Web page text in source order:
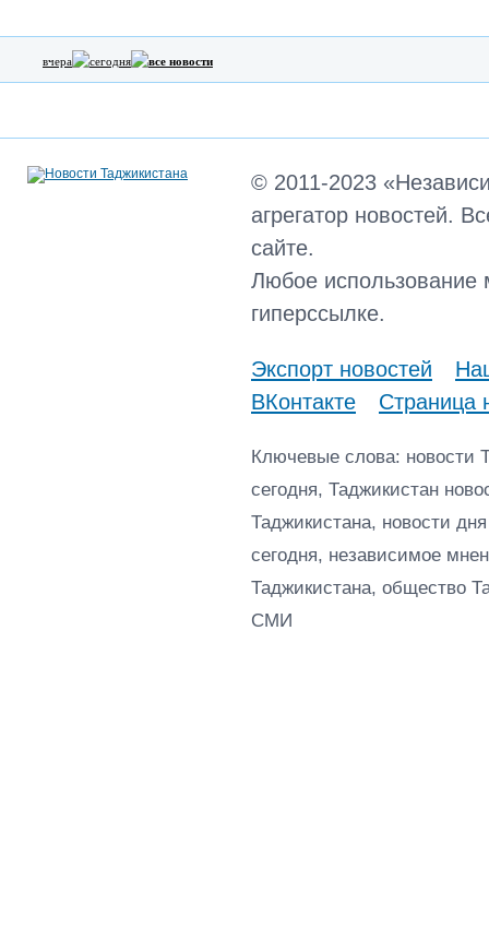
вчера сегодня все новости
© 2011-2023
агрегатор новостей.
сайте.
Любое использование
гиперссылке.
Экспорт новостей
ВКонтакте
Страница
Ключевые слова: новости
сегодня, Таджикистан
Таджикистана, новости
сегодня, независимое
Таджикистана, общество
СМИ